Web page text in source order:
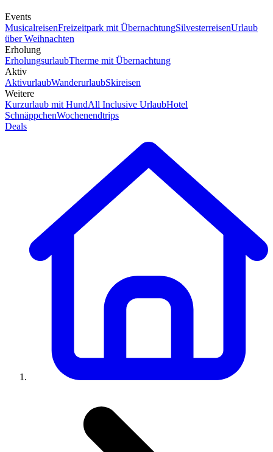
Events
MusicalreisenFreizeitpark mit ÜbernachtungSilvesterreisenUrlaub
über Weihnachten
Erholung
ErholungsurlaubTherme mit Übernachtung
Aktiv
AktivurlaubWanderurlaubSkireisen
Weitere
Kurzurlaub mit HundAll Inclusive UrlaubHotel
SchnäppchenWochenendtrips
Deals